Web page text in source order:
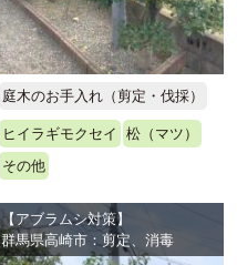
庭木のお手入れ（剪定・伐採）
ヒイラギモクセイ
松（マツ）
その他
【アブラムシ対策】
群馬県高崎市：剪定、消毒